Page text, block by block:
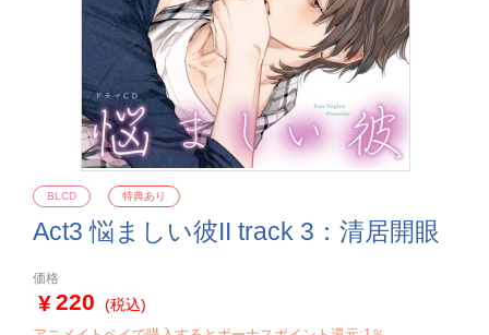
Act3 悩ましい彼II track 3：清居開眼
BLCD 特典あり
価格
220 (税込)